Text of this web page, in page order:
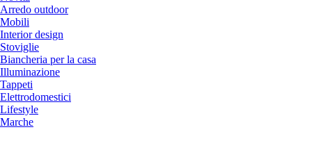
Arredo outdoor
Mobili
Interior design
Stoviglie
Biancheria per la casa
Illuminazione
Tappeti
Elettrodomestici
Lifestyle
Marche